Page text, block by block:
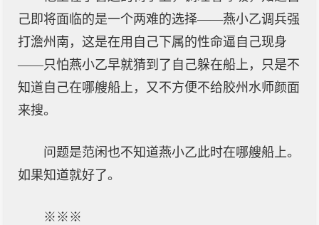
己即将面临的是一个两难的选择——燕小乙调兵强
打澹州南，这是在用自己下属的性命逼自己现身
——只怕燕小乙早就猜到了自己躲在船上，只是不
知道自己在哪艘船上，又不方便不给胶州水师颜面
来搜。
问题是范闲也不知道燕小乙此时在哪艘船上。
如果知道就好了。
※※※